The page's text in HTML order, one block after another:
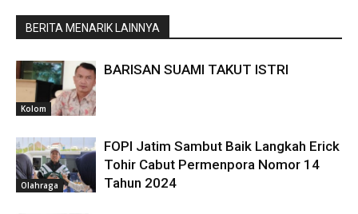
BERITA MENARIK LAINNYA
Kolom
BARISAN SUAMI TAKUT ISTRI
Olahraga
FOPI Jatim Sambut Baik Langkah Erick
Tohir Cabut Permenpora Nomor 14
Tahun 2024